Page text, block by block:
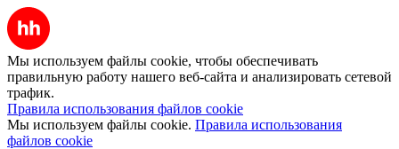
Мы используем файлы cookie, чтобы обеспечивать
правильную работу нашего веб-сайта и анализировать сетевой
трафик.
Правила использования файлов cookie
Мы используем файлы cookie. Правила использования
файлов cookie